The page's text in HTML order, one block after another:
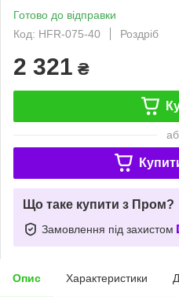
Готово до відправки
Код: HFR-075-40
Роздріб
2 321 ₴
Що таке купити з Пром?
Замовлення під захистом
Опис Характеристики